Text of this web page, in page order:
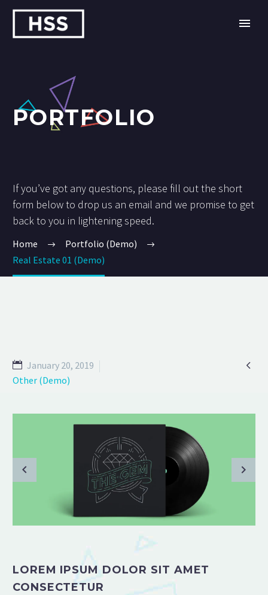
PORTFOLIO
If you’ve got any questions, please fill out the short
form below to drop us an email and we promise to get
back to you in lightening speed.
Home
Portfolio (Demo)
Real Estate 01 (Demo)

January 20, 2019
Other (Demo)
LOREM IPSUM DOLOR SIT AMET
CONSECTETUR